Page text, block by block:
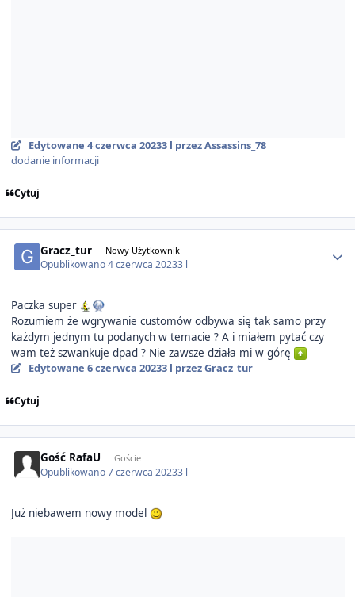
Edytowane 4 czerwca 20233 l przez Assassins_78
dodanie informacji
Cytuj
Gracz_tur Nowy Użytkownik
Opublikowano4 czerwca 20233 l
Paczka super
Rozumiem że wgrywanie customów odbywa się tak samo przy
każdym jednym tu podanych w temacie ? A i miałem pytać czy
wam też szwankuje dpad ? Nie zawsze działa mi w górę
Edytowane 6 czerwca 20233 l przez Gracz_tur
Cytuj
Gość RafaU Goście
Opublikowano7 czerwca 20233 l
Już niebawem nowy model